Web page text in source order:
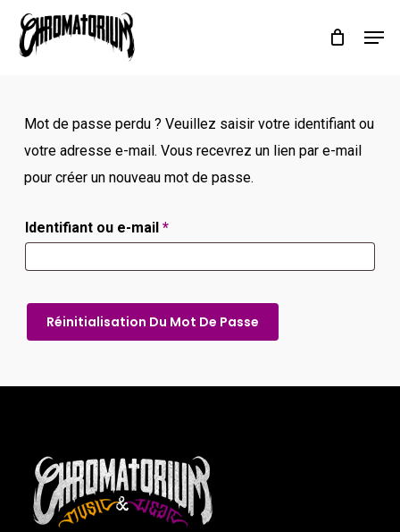
Skip
Mot de passe perdu ? Veuillez saisir votre identifiant ou
votre adresse e-mail. Vous recevrez un lien par e-mail
pour créer un nouveau mot de passe.
Identifiant ou e-mail *Obligatoire
Réinitialisation Du Mot De Passe